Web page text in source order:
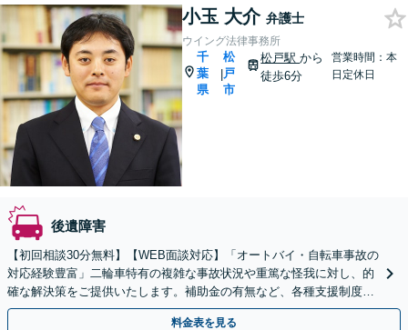
小玉 大介 弁護士
ウイング法律事務所
千
葉
県
|
松
戸
市
松戸駅から
徒歩6分
営業時間：本
日定休日
後遺障害
【初回相談30分無料】【WEB面談対応】「オートバイ・自転車事故の
対応経験豊富」二輪車特有の複雑な事故状況や重篤な怪我に対し、的
確な解決策をご提供いたします。補助金の有無など、各種支援制度の
ご案内を含めた包括的なサポート【休日・夜間相談可】
料金表を見る